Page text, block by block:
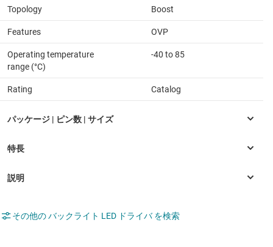
Topology Boost
Features OVP
Operating temperature
range (°C)
-40 to 85
Rating Catalog
その他の バックライト LED ドライバ を検索